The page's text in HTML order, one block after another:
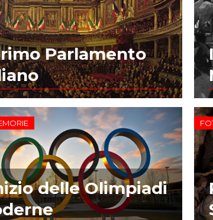
Parlamento
delle Olimpiadi